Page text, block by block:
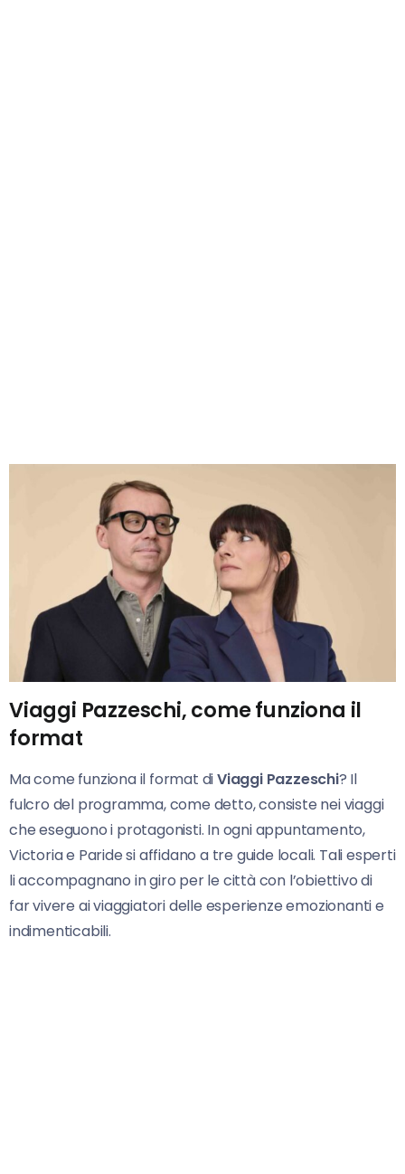
Viaggi Pazzeschi, come funziona il
format
Ma come funziona il format diViaggi Pazzeschi? Il
fulcro del programma, come detto, consiste nei viaggi
che eseguono i protagonisti. In ogni appuntamento,
Victoria e Paride si affidano a tre guide locali. Tali esperti
li accompagnano in giro per le città con l’obiettivo di
far vivere ai viaggiatori delle esperienze emozionanti e
indimenticabili.